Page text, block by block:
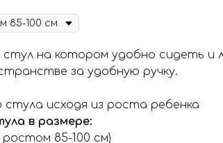
на котором удобно сидеть и
за удобную ручку.
исходя из роста ребенка
в размере:
85-100 см)